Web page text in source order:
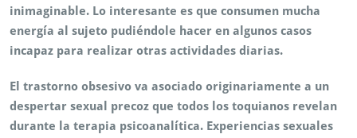
inimaginable. Lo interesante es que consumen mucha
energía al sujeto pudiéndole hacer en algunos casos
incapaz para realizar otras actividades diarias.
El trastorno obsesivo va asociado originariamente a un
despertar sexual precoz que todos los toquianos revelan
durante la terapia psicoanalítica. Experiencias sexuales